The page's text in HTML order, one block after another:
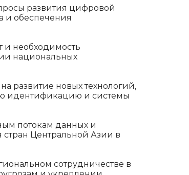
развития цифровой
и обеспечения
и необходимость
национальных
развитие новых технологий,
идентификацию и системы
потокам данных и
Центральной Азии в
сотрудничестве в